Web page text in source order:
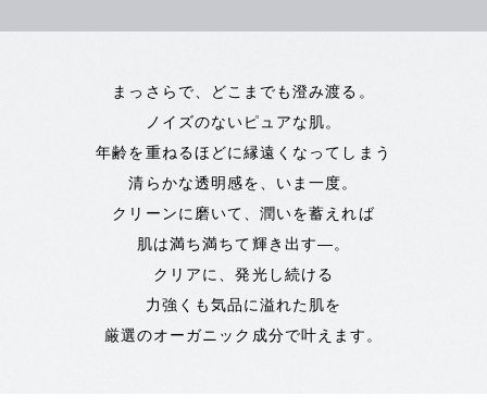
まっさらで、どこまでも澄み渡る。
ノイズのないピュアな肌。
年齢を重ねるほどに縁遠くなってしまう
清らかな透明感を、いま一度。
クリーンに磨いて、潤いを蓄えれば
肌は満ち満ちて輝き出す―。
クリアに、発光し続ける
力強くも気品に溢れた肌を
厳選のオーガニック成分で叶えます。